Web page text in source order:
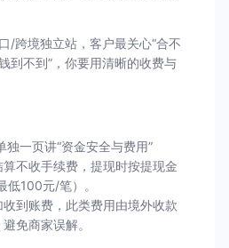
/跨境独立站，客户最关心“合不
到不到”，你要用清晰的收费与
一页讲“资金安全与费用”
不收手续费，提现时按提现金
低100元/笔）。
到账费，此类费用由境外收款
免商家误解。